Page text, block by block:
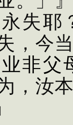
失耶
，今
业非父
，汝